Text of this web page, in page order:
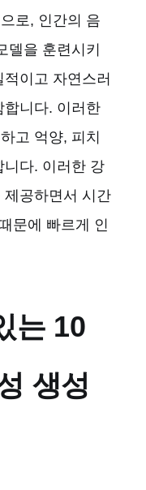
로, 인간의 음
델을 훈련시키
이고 자연스러
합니다. 이러한
고 억양, 피치
니다. 이러한 강
제공하면서 시간
문에 빠르게 인
는 10
생성